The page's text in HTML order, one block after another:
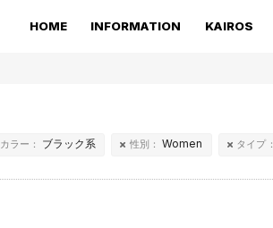
HOME INFORMATION KAIROS
カラー： ブラック系 性別： Women タイプ：